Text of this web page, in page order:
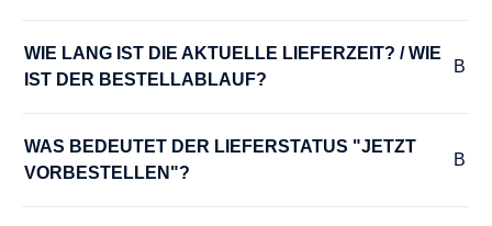
dark sea (silver+grey)
SHIMANO Deore M5100 CL 32H 135-5QR
KURBELGARNITUR :
WIE LANG IST DIE AKTUELLE LIEFERZEIT? / WIE
IST DER BESTELLABLAUF?
WAS BEDEUTET DER LIEFERSTATUS "JETZT
VORBESTELLEN"?